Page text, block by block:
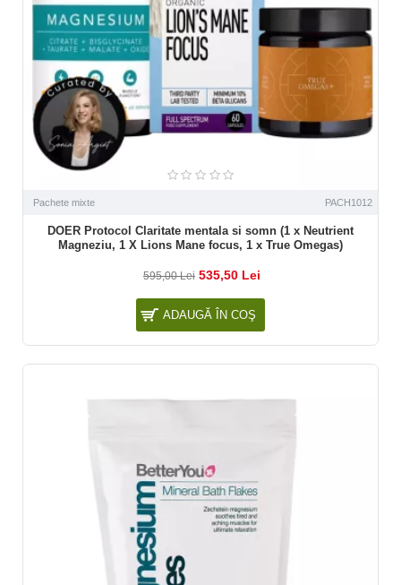
Pachete mixte PACH1012
DOER Protocol Claritate mentala si somn (1 x Neutrient
Magneziu, 1 X Lions Mane focus, 1 x True Omegas)
595,00 Lei 535,50 Lei
ADAUGĂ ÎN COŞ